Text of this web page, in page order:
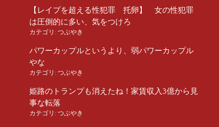
【レイプを超える性犯罪 托卵】 女の性犯罪
は圧倒的に多い、気をつけろ
カテゴリ: つぶやき
パワーカップルというより、弱パワーカップル
やな
カテゴリ: つぶやき
姫路のトランプも消えたね！家賃収入3億から見
事な転落
カテゴリ: つぶやき